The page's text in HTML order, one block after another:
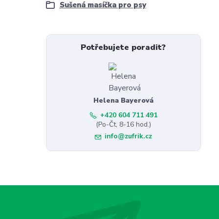
Sušená masíčka pro psy
Potřebujete poradit?
Helena Bayerová
+420 604 711 491
(Po-Čt, 8-16 hod.)
info@zufrik.cz